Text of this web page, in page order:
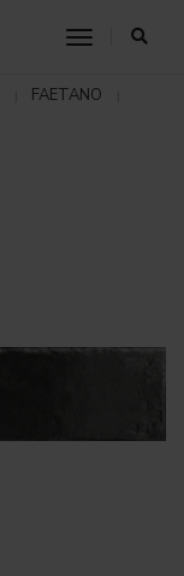
toggle
FAETANO